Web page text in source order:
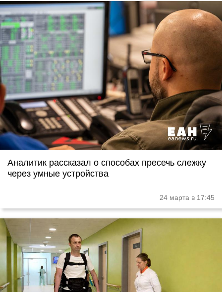
Аналитик рассказал о способах пресечь слежку
через умные устройства
24 марта в 17:45